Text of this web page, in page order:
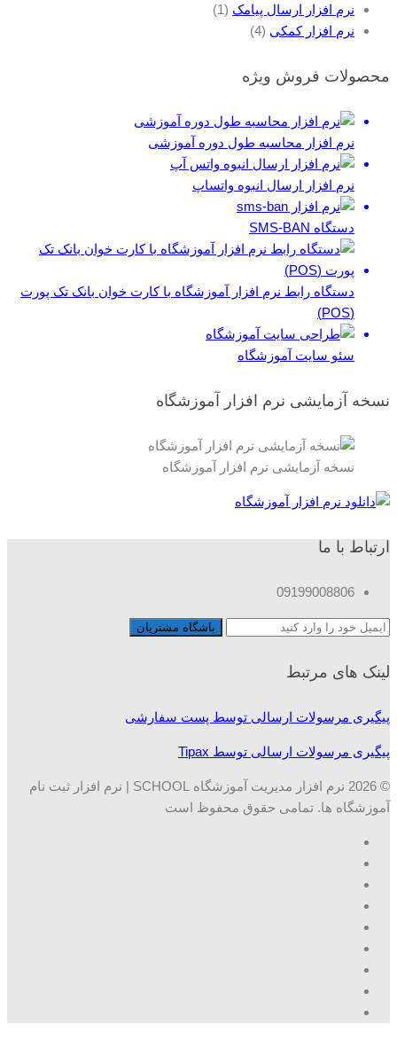
نرم افزار ارسال پیامک (1)
نرم افزار کمکی (4)
محصولات فروش ویژه
نرم افزار محاسبه طول دوره آموزشی
نرم افزار ارسال انبوه واتساپ
دستگاه SMS-BAN
دستگاه رابط نرم افزار آموزشگاه با کارت خوان بانک تک پورت
(POS)
سئو سایت آموزشگاه
نسخه آزمایشی نرم افزار آموزشگاه
نسخه آزمایشی نرم افزار آموزشگاه
ارتباط با ما
09199008806
لینک های مرتبط
پیگیری مرسولات ارسالی توسط پست سفارشی
پیگیری مرسولات ارسالی توسط Tipax
© 2026 نرم افزار مدیریت آموزشگاه SCHOOL | نرم افزار ثبت نام
آموزشگاه ها. تمامی حقوق محفوظ است